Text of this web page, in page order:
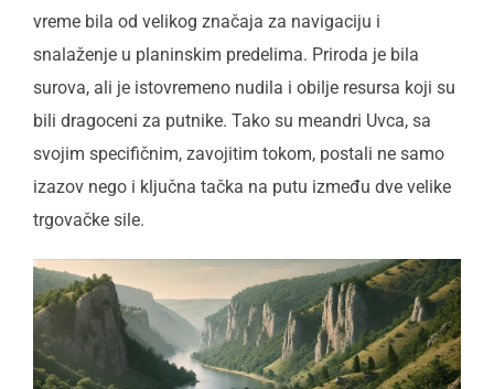
vreme bila od velikog značaja za navigaciju i
snalaženje u planinskim predelima. Priroda je bila
surova, ali je istovremeno nudila i obilje resursa koji su
bili dragoceni za putnike. Tako su meandri Uvca, sa
svojim specifičnim, zavojitim tokom, postali ne samo
izazov nego i ključna tačka na putu između dve velike
trgovačke sile.